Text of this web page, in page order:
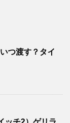
つ渡す？タイ